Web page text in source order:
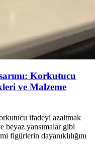
Korkutucu
ve Malzeme
ifadeyi azaltmak
beyaz yansımalar gibi
figürlerin dayanıklılığını